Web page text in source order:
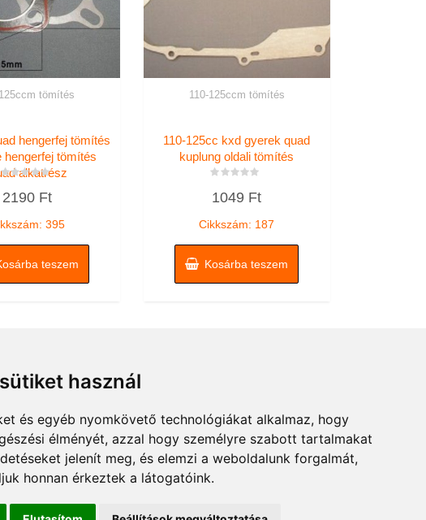
használ
és egyéb nyomkövető technológiákat alkalmaz, hogy
élményét, azzal hogy személyre szabott tartalmakat
jelenít meg, és elemzi a weboldalunk forgalmát,
honnan érkeztek a látogatóink.
tömítés
hengerfej tömítés
hengerfej tömítés
alkatrész
0
2190 Ft
395
teszem
110-125ccm tömítés
110-125cc kxd gyerek quad
kuplung oldali tömítés
01049 Ft
Cikkszám: 187
Kosárba teszem